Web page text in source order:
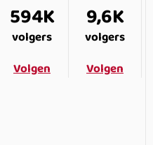
594K
volgers
Volgen
9,6K
volgers
Volgen